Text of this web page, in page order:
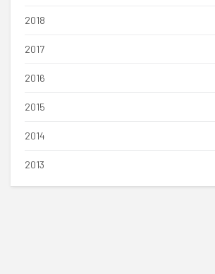
2018
2017
2016
2015
2014
2013